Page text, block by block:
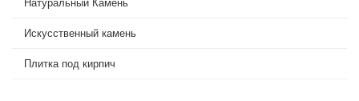
Натуральный Камень
Искусственный камень
Плитка под кирпич